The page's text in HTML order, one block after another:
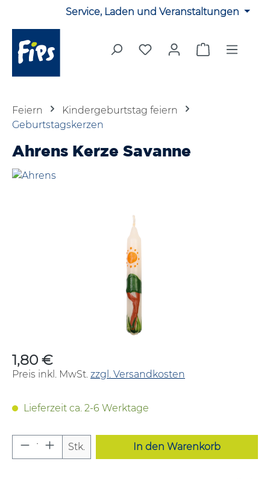
Zum Hauptinhalt springenService, Laden und Veranstaltungen
Du hast 0 Produkte auf
Warenkorb
Feiern
Kindergeburtstag feiern
Geburtstagskerzen
Ahrens Kerze Savanne
Bildergalerie überspringen
Regulärer Preis:
1,80 €
Preis inkl. MwSt. zzgl. Versandkosten
Lieferzeit ca. 2-6 Werktage
Produkt Anzahl: Gib den
Stk. In den Warenkorb